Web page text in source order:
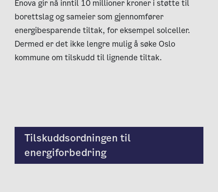
Enova gir nå inntil 10 millioner kroner i støtte til
borettslag og sameier som gjennomfører
energibesparende tiltak, for eksempel solceller.
Dermed er det ikke lengre mulig å søke Oslo
kommune om tilskudd til lignende tiltak.
Tilskuddsordningen til
energiforbedring